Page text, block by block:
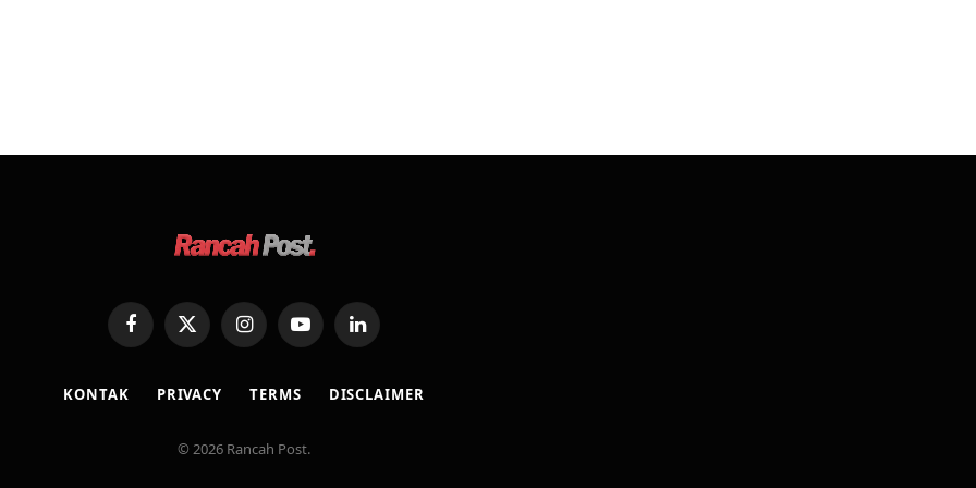
FacebookX
(Twitter)
InstagramYouTubeLinkedIn
KONTAK PRIVACY TERMS DISCLAIMER
© 2026 Rancah Post.